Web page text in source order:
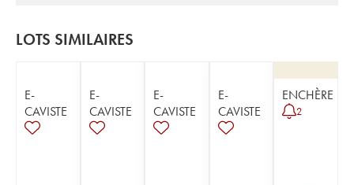
LOTS SIMILAIRES
E-
CAVISTE
E-
CAVISTE
E-
CAVISTE
E-
CAVISTE
ENCHÈRE
2